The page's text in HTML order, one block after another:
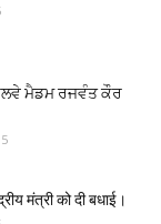
ਮੈਡਮ ਰਜਵੰਤ ਕੌਰ
मंत्री को दी बधाई।